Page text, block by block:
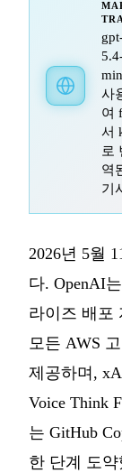
사
여
서
로
역
기
2026년 5월
다. OpenAI
라이즈 배포
모든 AWS
제공하며,
Voice Think
는 GitHub
한 단계 도